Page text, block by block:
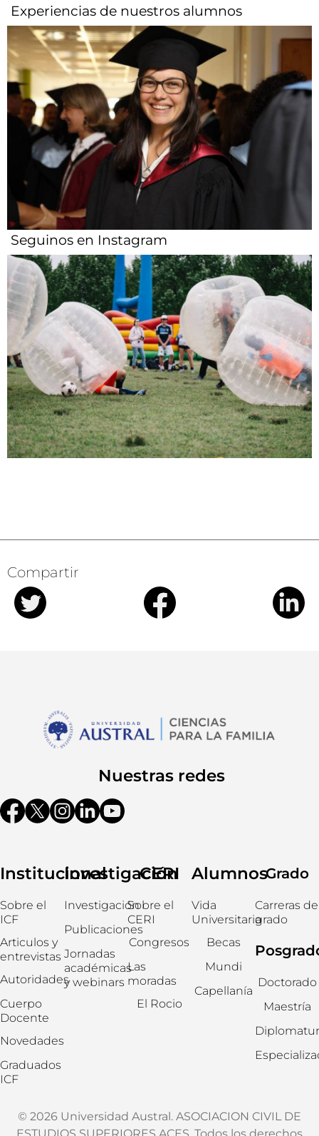
Experiencias de nuestros alumnos​
Seguinos en Instagram
Compartir
Nuestras redes
Institucional
Sobre el
ICF
Articulos y
entrevistas
Autoridades
Cuerpo
Docente
Novedades
Graduados
ICF
Investigación
Investigación
Publicaciones
Jornadas
académicas
y webinars
CERI
Sobre el
CERI
Congresos
Las
moradas
El Rocio
Alumnos
Vida
Universitaria
Becas
Mundi
Capellanía
Grado
Carreras de
grado
Doctorado
Maestría
© 2026 Universidad Austral. ASOCIACION CIVIL DE